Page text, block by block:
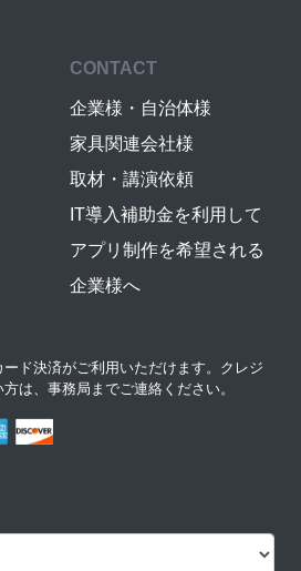
CONTACT
企業様・自治体様
家具関連会社様
取材・講演依頼
IT導入補助金を利用して
アプリ制作を希望される
企業様へ
ド決済がご利用いただけます。クレジ
は、事務局までご連絡ください。